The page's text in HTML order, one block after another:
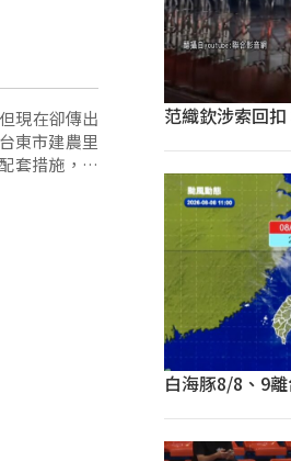
現在卻傳出
東市建農里
套措施，並
范織欽涉索回
白海豚8/8、9